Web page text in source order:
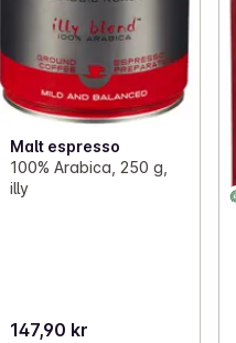
Malt espresso
100% Arabica, 250 g,
illy
147,90 kr